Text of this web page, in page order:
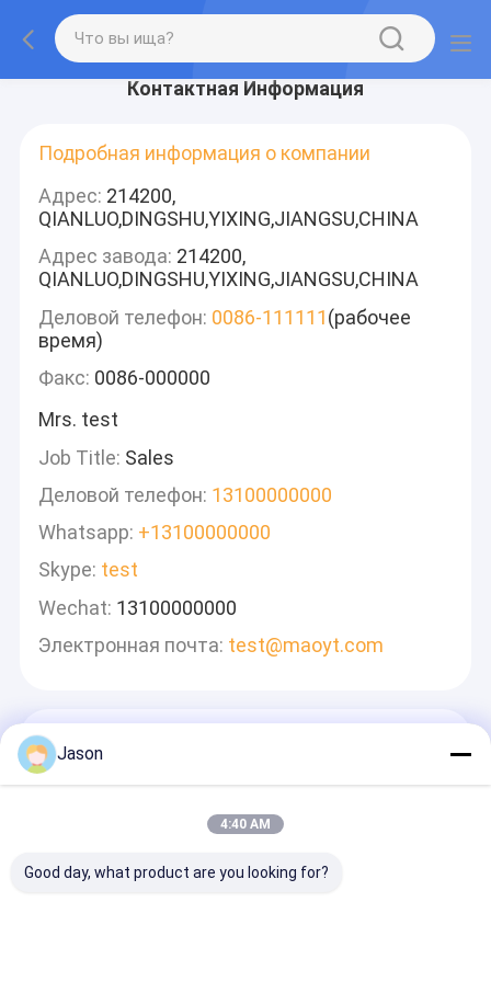
Контактная Информация
Подробная информация о компании
Адрес: 214200,
QIANLUO,DINGSHU,YIXING,JIANGSU,CHINA
Адрес завода: 214200,
QIANLUO,DINGSHU,YIXING,JIANGSU,CHINA
Деловой телефон: 0086-111111(рабочее
время)
Факс: 0086-000000
Mrs. test
Job Title: Sales
Деловой телефон: 13100000000
Whatsapp: +13100000000
Skype: test
Wechat: 13100000000
Электронная почта: test@maoyt.com
Jason
4:40 AM
Good day, what product are you looking for?